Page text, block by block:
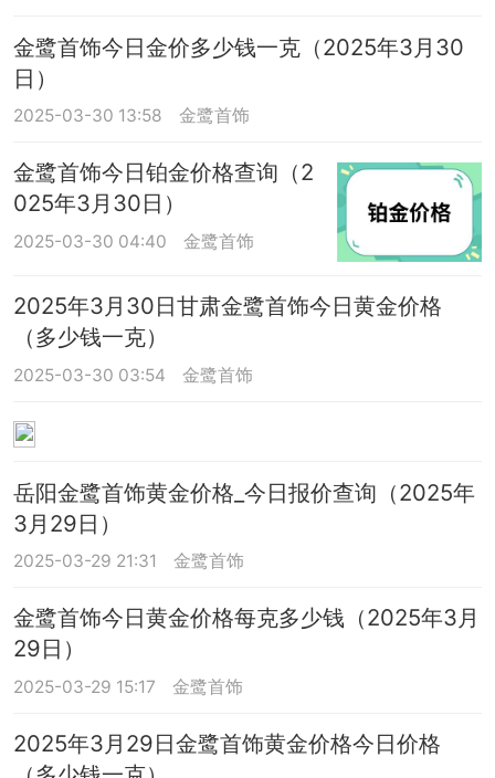
金鹭首饰今日金价多少钱一克（2025年3月30
日）
2025-03-30 13:58 金鹭首饰
金鹭首饰今日铂金价格查询（2
025年3月30日）
2025-03-30 04:40 金鹭首饰
2025年3月30日甘肃金鹭首饰今日黄金价格
（多少钱一克）
2025-03-30 03:54 金鹭首饰
岳阳金鹭首饰黄金价格_今日报价查询（2025年
3月29日）
2025-03-29 21:31 金鹭首饰
金鹭首饰今日黄金价格每克多少钱（2025年3月
29日）
2025-03-29 15:17 金鹭首饰
2025年3月29日金鹭首饰黄金价格今日价格